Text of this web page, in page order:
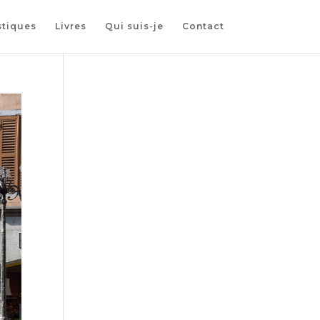
Livres Qui suis-je Contact